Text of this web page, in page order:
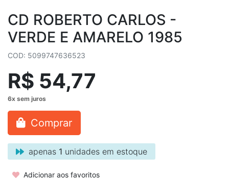
CD ROBERTO CARLOS -
VERDE E AMARELO 1985
COD: 5099747636523
R$ 54,77
Comprar
apenas 1 unidades em estoque
Adicionar aos favoritos